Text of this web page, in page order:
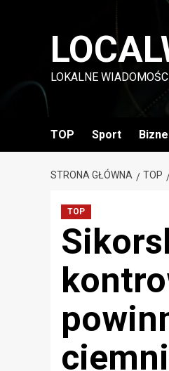
LOKALNE
TOP Sport
STRONA GŁÓWNA TOP
TOP